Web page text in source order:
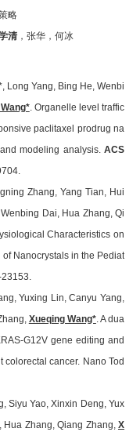
略
清，张华，何冰
Long Yang, Bing He, Wenbi
. Organelle level traffic
paclitaxel prodrug na
modeling analysis. ACS
Zhang, Yang Tian, Hui
Dai, Hua Zhang, Qi
Characteristics on
Nanocrystals in the Pediat
23153.
Yuxing Lin, Canyu Yang,
Xueqing Wang*. A dua
G12V gene editing and
colorectal cancer. Nano Tod
Siyu Yao, Xinxin Deng, Yux
Zhang, Qiang Zhang, X